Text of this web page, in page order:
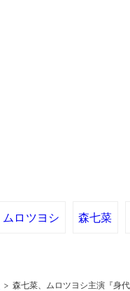
ムロツヨシ 森七菜
> 森七菜、ムロツヨシ主演『身